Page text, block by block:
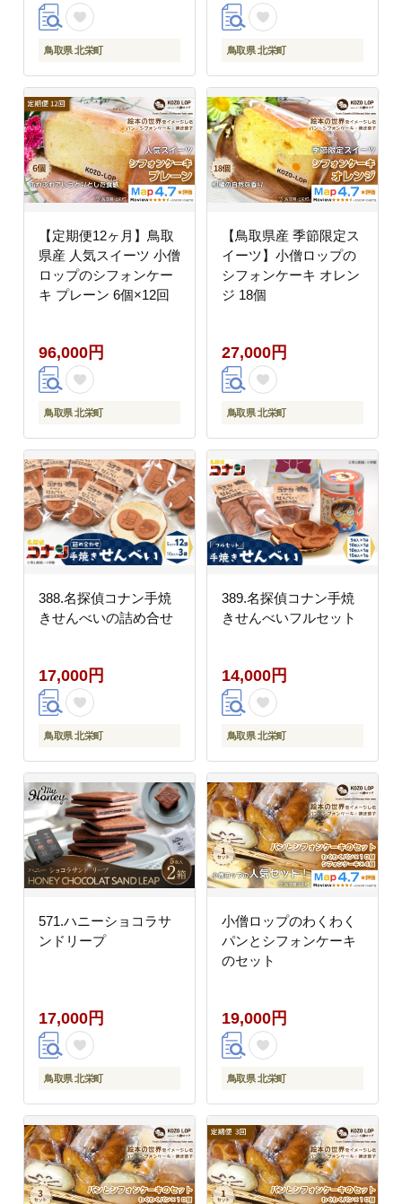
鳥取県 北栄町 鳥取県 北栄町
【定期便12ヶ月】鳥取
県産 人気スイーツ 小僧
ロップのシフォンケー
キ プレーン 6個×12回
96,000円
鳥取県 北栄町
【鳥取県産 季節限定ス
イーツ】小僧ロップの
シフォンケーキ オレン
ジ 18個
27,000円
鳥取県 北栄町
388.名探偵コナン手焼
きせんべいの詰め合せ
17,000円
鳥取県 北栄町
389.名探偵コナン手焼
きせんべいフルセット
14,000円
鳥取県 北栄町
571.ハニーショコラサ
ンドリープ
17,000円
鳥取県 北栄町
小僧ロップのわくわく
パンとシフォンケーキ
のセット
19,000円
鳥取県 北栄町